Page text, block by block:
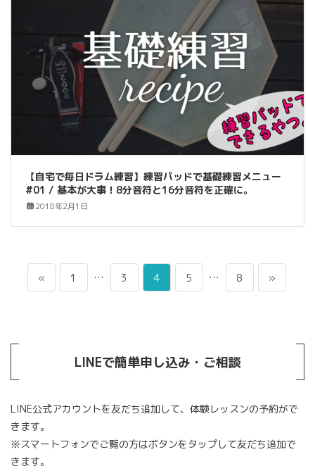
【自宅で毎日ドラム練習】練習パッドで基礎練習メニュー
#01 / 基本が大事！8分音符と16分音符を正確に。
2018年2月1日
ジ
送
り
« ペ
1 … ペ
3 ペ
4 ペ
5 … ペ
8 »
LINEで簡単申し込み・ご相談
LINE公式アカウントを友だち追加して、体験レッスンの予約がで
きます。
※スマートフォンでご覧の方はボタンをタップして友だち追加で
きます。